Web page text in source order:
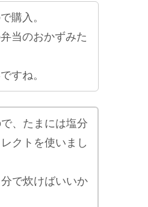
購入。
当のおかずみた
すね。
、たまには塩分
クトを使いまし
で炊けばいいか